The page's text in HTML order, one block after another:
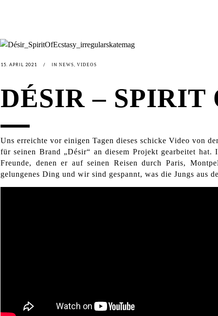
15. APRIL 2021 IN NEWS VIDEOS
DÉSIR – SPIRIT
Uns erreichte vor einigen Tagen dieses schicke Video von
für seinen Brand „Désir“ an diesem Projekt gearbeitet
Freunde, denen er auf seinen Reisen durch Paris,
gelungenes Ding und wir sind gespannt, was die Jungs aus